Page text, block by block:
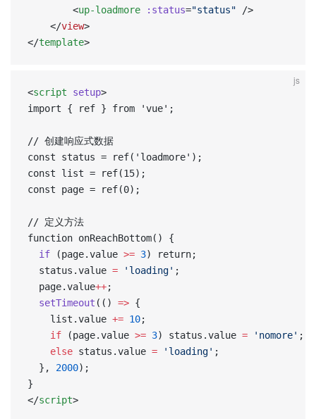
		<
up-loadmore :status="status" />
	</
view>
</template>
js
<script setup>
import { ref } from 'vue';
// 创建响应式数据
const status = ref('loadmore');
const list = ref(15);
const page = ref(0);
// 定义方法
function onReachBottom() {
  if
(page.value >= 3) return;
  status.value
= 'loading' ;
  page.value
++;
  setTimeout
(() => {
    list.value
+= 10;
    if
(page.value >= 3) status.value = 'nomore' ;
    else
status.value = 'loading' ;
  },
2000);
}
</script>